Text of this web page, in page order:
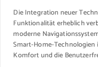
Die Integration neuer
Funktionalität erheblich
moderne
Smart-Home-
Komfort und die